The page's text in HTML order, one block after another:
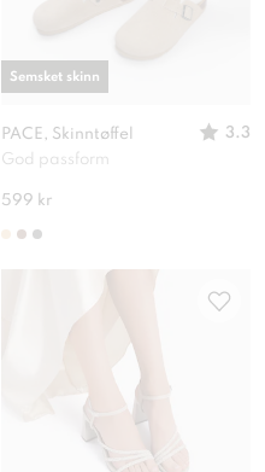
PACE, Skinntøffel
3.3
God passform
599 kr
Semsket skinn